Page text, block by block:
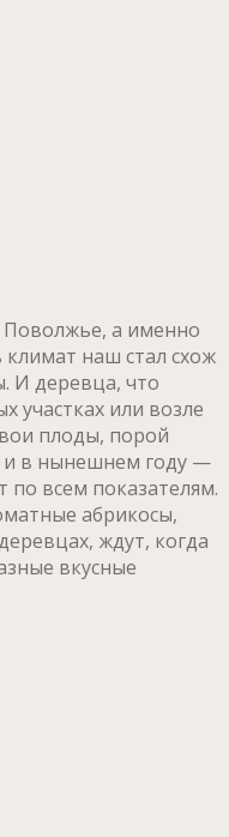
Поволжье, а именно
наш стал схож
И деревца, что
участках или возле
плоды, порой
и в нынешнем году —
по всем показателям.
абрикосы,
ждут, когда
вкусные